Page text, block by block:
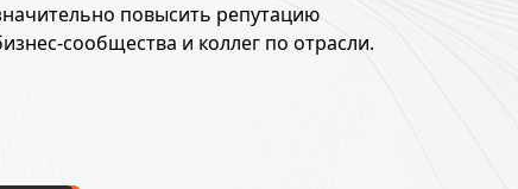
повысить репутацию
сообщества и коллег по отрасли.